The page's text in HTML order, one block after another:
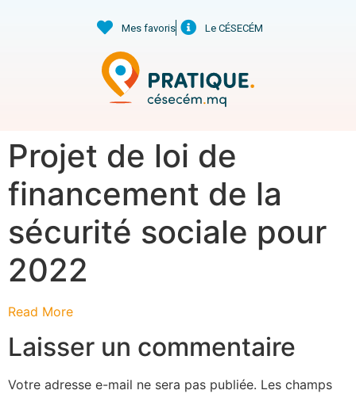
Mes favoris Le CÉSECÉM
Projet de loi de
financement de la
sécurité sociale pour
2022
Read More
Laisser un commentaire
Votre adresse e-mail ne sera pas publiée. Les champs